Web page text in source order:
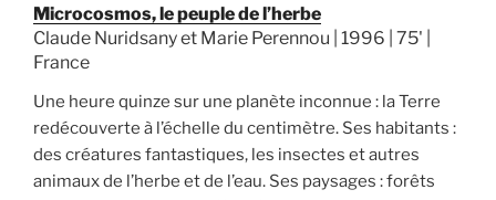
Microcosmos, le peuple de l’herbe
Claude Nuridsany et Marie Perennou | 1996 | 75' |
France
Une heure quinze sur une planète inconnue : la Terre
redécouverte à l’échelle du centimètre. Ses habitants :
des créatures fantastiques, les insectes et autres
animaux de l’herbe et de l’eau. Ses paysages : forêts